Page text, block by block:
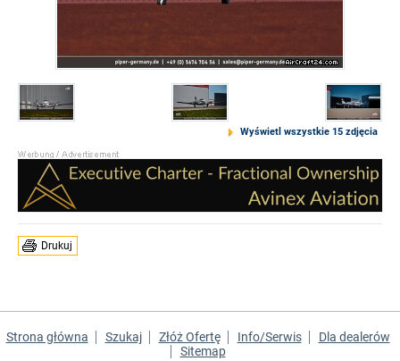
Wyświetl wszystkie 15 zdjęcia
Drukuj
Strona główna Szukaj Złóż Ofertę Info/Serwis
Dla dealerów
Sitemap